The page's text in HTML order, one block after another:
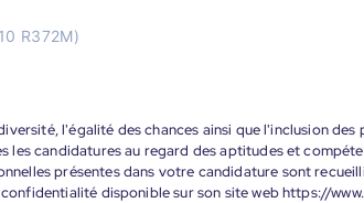
R372M)
l'égalité des chances ainsi que l'inclusion des
les candidatures au regard des aptitudes et
présentes dans votre candidature sont
disponible sur son site web https://